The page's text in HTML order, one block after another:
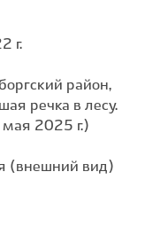
г.
район,
речка в лесу.
2025 г.)
(внешний вид)